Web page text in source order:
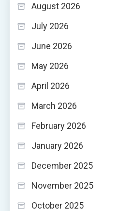
August 2026
July 2026
June 2026
May 2026
April 2026
March 2026
February 2026
January 2026
December 2025
November 2025
October 2025